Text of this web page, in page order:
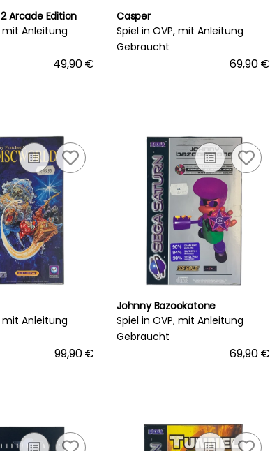
Arcade Edition
mit Anleitung
49,90 €
Casper
Spiel in OVP, mit Anleitung
Gebraucht
69,90 €
mit Anleitung
99,90 €
Johnny Bazookatone
Spiel in OVP, mit Anleitung
Gebraucht
69,90 €